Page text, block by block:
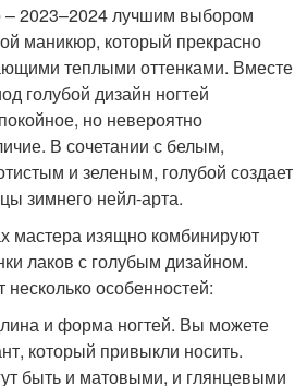
– 2023–2024 лучшим выбором
маникюр, который прекрасно
теплыми оттенками. Вместе
голубой дизайн ногтей
но невероятно
В сочетании с белым,
и зеленым, голубой создает
зимнего нейл-арта.
мастера изящно комбинируют
лаков с голубым дизайном.
особенностей:
и форма ногтей. Вы можете
который привыкли носить.
быть и матовыми, и глянцевыми